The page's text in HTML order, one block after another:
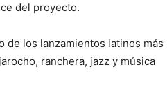
del proyecto.
de los lanzamientos latinos más
ranchera, jazz y música